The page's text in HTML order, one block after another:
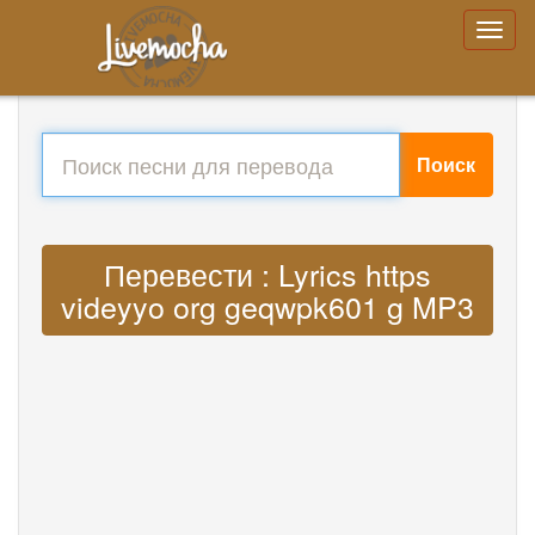
Поиск
Перевести : Lyrics https
videyyo org geqwpk601 g MP3